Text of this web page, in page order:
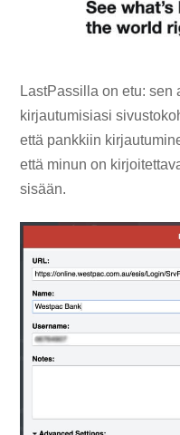
LastPassilla on etu: sen
kirjautumisiasi
että pankkiin
että minun on
sisään.